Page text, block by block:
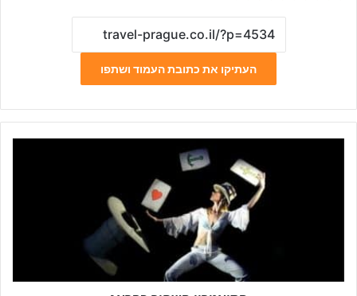
העתיקו את כתובת העמוד ושתפו
ה